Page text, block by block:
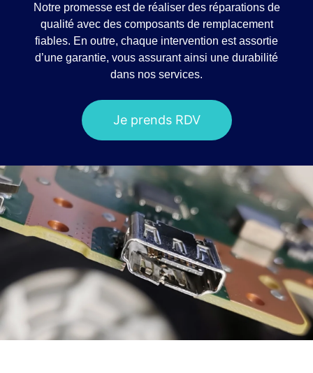
Notre promesse est de réaliser des réparations de
qualité avec des composants de remplacement
fiables. En outre, chaque intervention est assortie
d’une garantie, vous assurant ainsi une durabilité
dans nos services.
Je prends RDV